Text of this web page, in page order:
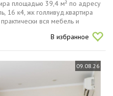
площадью 39,4 м² по адресу
16 к4, жк голливуд.квартира
вся мебель и
на фотографиях, остаются
В избранное
09.08.26